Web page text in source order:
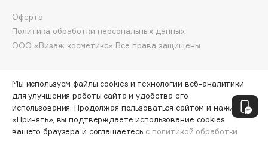
Dr. Vranjes Firenze
Dr.Althea
Dr.Ceuracle
DSD de Luxe
Dyson
ООО «Визаж косметикс» Все права защищены
Оферта
Политика обработки персональных данных
Мы используем файлы cookies и технологии веб-аналитики
для улучшения работы сайта и удобства его
использования. Продолжая пользоваться сайтом и нажимая
«Принять», вы подтверждаете использование cookies
вашего браузера и соглашаетесь с политикой обработки